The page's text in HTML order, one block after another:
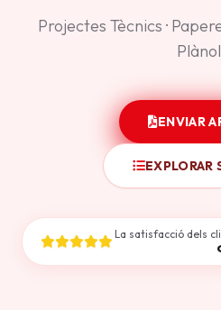
Projectes Tècnics ·
ENVIAR
EXPLORAR
La satisfacció dels